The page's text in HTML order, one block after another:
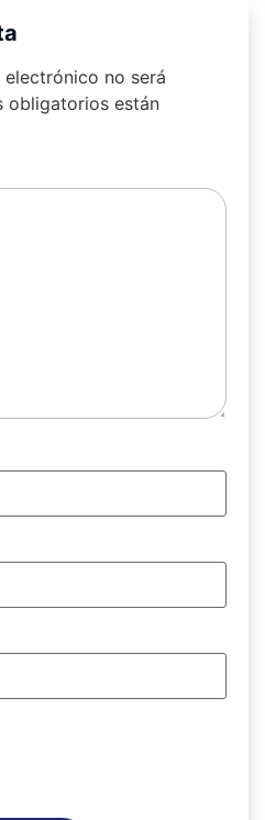
no será
obligatorios están